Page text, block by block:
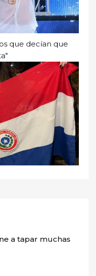
que decían que
a tapar muchas